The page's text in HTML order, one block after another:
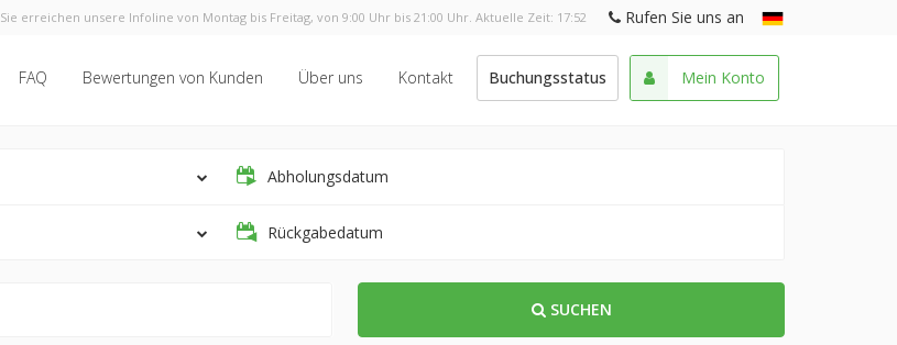
Sie erreichen unsere Infoline von Montag bis Freitag, von 9:00 Uhr bis 21:00 Uhr. Aktuelle Zeit: 17:52 Rufen Sie uns an
FAQ Bewertungen von Kunden Über uns Kontakt Buchungsstatus Mein Konto
Abholungsdatum
Rückgabedatum
SUCHEN